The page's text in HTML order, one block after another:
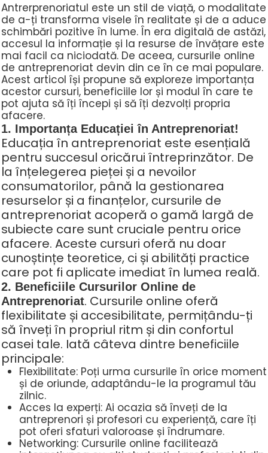
Antrerprenoriatul este un stil de viață, o modalitate
de a-ți transforma visele în realitate și de a aduce
schimbări pozitive în lume. În era digitală de astăzi,
accesul la informație și la resurse de învățare este
mai facil ca niciodată. De aceea, cursurile online
de antreprenoriat devin din ce în ce mai populare.
Acest articol își propune să exploreze importanța
acestor cursuri, beneficiile lor și modul în care te
pot ajuta să îți începi și să îți dezvolți propria
afacere.
1. Importanța Educației în Antreprenoriat!
Educația în antreprenoriat este esențială
pentru succesul oricărui întreprinzător. De
la înțelegerea pieței și a nevoilor
consumatorilor, până la gestionarea
resurselor și a finanțelor, cursurile de
antreprenoriat acoperă o gamă largă de
subiecte care sunt cruciale pentru orice
afacere. Aceste cursuri oferă nu doar
cunoștințe teoretice, ci și abilități practice
care pot fi aplicate imediat în lumea reală.
2. Beneficiile Cursurilor Online de
Antreprenoriat. Cursurile online oferă
flexibilitate și accesibilitate, permițându-ți
să înveți în propriul ritm și din confortul
casei tale. Iată câteva dintre beneficiile
principale:
Flexibilitate: Poți urma cursurile în orice moment
și de oriunde, adaptându-le la programul tău
zilnic.
Acces la experți: Ai ocazia să înveți de la
antreprenori și profesori cu experiență, care îți
pot oferi sfaturi valoroase și îndrumare.
Networking: Cursurile online facilitează